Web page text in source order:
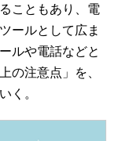
こともあり、電
ールとして広ま
ルや電話などと
の注意点」を、
く。